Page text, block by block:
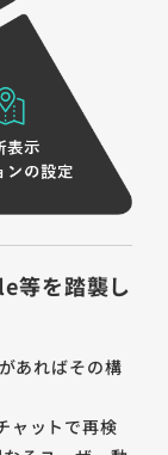
等を踏襲し
あればその構
ャットで再検